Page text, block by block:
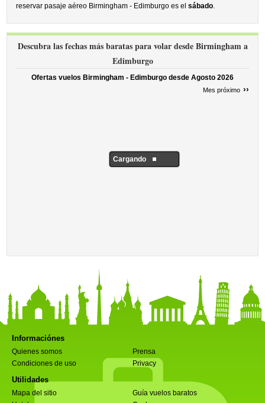
reservar pasaje aéreo Birmingham - Edimburgo es elsábado.
Descubra las fechas más baratas para volar desde Birmingham a
Edimburgo
Ofertas vuelos Birmingham - Edimburgo desde Agosto 2026
Mes próximo ››
Cargando
Informaciónes
Quienes somos
Prensa
Condiciones de uso
Privacy
Utilidades
Mapa del sitio
Guía vuelos baratos